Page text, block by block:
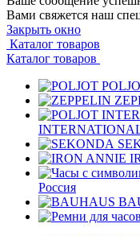
Вами свяжется наш
Закрыть окно
Каталог товаров
Каталог товаров
Россия